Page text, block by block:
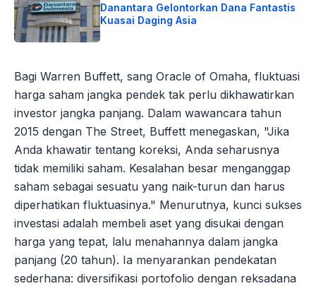
Danantara Gelontorkan Dana Fantastis
Kuasai Daging Asia
Bagi Warren Buffett, sang Oracle of Omaha, fluktuasi
harga saham jangka pendek tak perlu dikhawatirkan
investor jangka panjang. Dalam wawancara tahun
2015 dengan The Street, Buffett menegaskan, "Jika
Anda khawatir tentang koreksi, Anda seharusnya
tidak memiliki saham. Kesalahan besar menganggap
saham sebagai sesuatu yang naik-turun dan harus
diperhatikan fluktuasinya." Menurutnya, kunci sukses
investasi adalah membeli aset yang disukai dengan
harga yang tepat, lalu menahannya dalam jangka
panjang (20 tahun). Ia menyarankan pendekatan
sederhana: diversifikasi portofolio dengan reksadana